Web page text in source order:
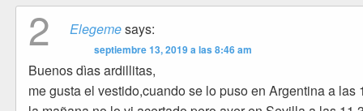
2 Elegemesays:
septiembre 13, 2019 a las 8:46 am
Buenos dìas ardillitas,
me gusta el vestido,cuando se lo puso en Argentina a las